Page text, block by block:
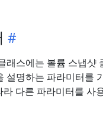
래스에는 볼륨 스냅샷
설명하는 파라미터를
라 다른 파라미터를 사